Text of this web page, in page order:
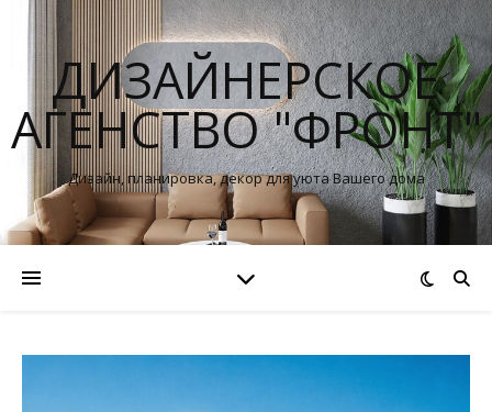
ДИЗАЙНЕРСКОЕ
АГЕНСТВО "ФРОНТ"
Дизайн, планировка, декор для уюта Вашего дома